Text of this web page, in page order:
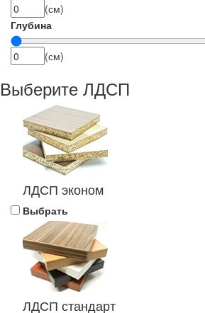
(см)
Глубина
(см)
Выберите ЛДСП
ЛДСП эконом
Выбрать
ЛДСП стандарт